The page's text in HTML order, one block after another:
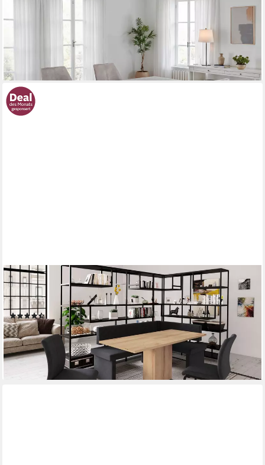
899,99 €
lieferbar - in 9-11 Werktagen bei dir
HELA
Eckbankgruppe Pia, (Set, 4-tlg), Esstisch ausziehbar, Bank
links/rechts montierbar
629,99 € UVP1.287,99 €
nur diesen Monat
-51%
lieferbar - in 9-11 Werktagen bei dir